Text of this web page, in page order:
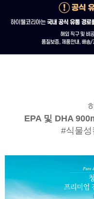
EPA 및 DHA
#식물성